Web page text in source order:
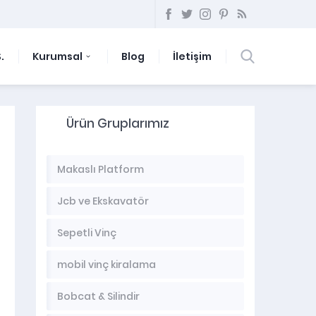
Kurumsal Blog İletişim
Ürün Gruplarımız
Makaslı Platform
Jcb ve Ekskavatör
Sepetli Vinç
mobil vinç kiralama
Bobcat & Silindir